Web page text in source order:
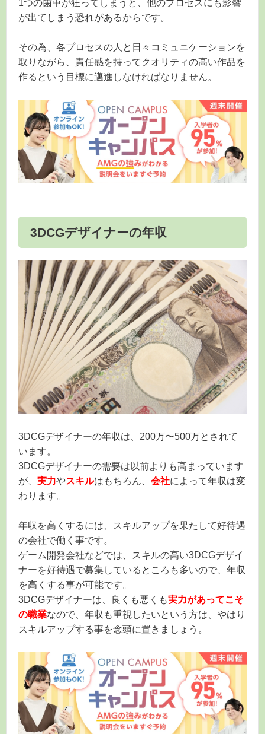
1つの歯車が狂ってしまうと、他のプロセスにも影響
が出てしまう恐れがあるからです。
その為、各プロセスの人と日々コミュニケーションを
取りながら、責任感を持ってクオリティの高い作品を
作るという目標に邁進しなければなりません。
3DCGデザイナーの年収
3DCGデザイナーの年収は、200万〜500万とされて
います。
3DCGデザイナーの需要は以前よりも高まっています
が、 実力やスキルはもちろん、 会社によって年収は変
わります。
年収を高くするには、スキルアップを果たして好待遇
の会社で働く事です。
ゲーム開発会社などでは、スキルの高い3DCGデザイ
ナーを好待遇で募集しているところも多いので、年収
を高くする事が可能です。
3DCGデザイナーは、良くも悪くも実力があってこそ
の職業なので、年収も重視したいという方は、やはり
スキルアップする事を念頭に置きましょう。